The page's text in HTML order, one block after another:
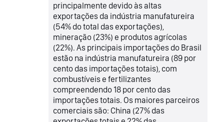
principalmente devido às altas
exportações da indústria manufatureira
(54% do total das exportações),
mineração (23%) e produtos agrícolas
(22%). As principais importações do Brasil
estão na indústria manufatureira (89 por
cento das importações totais), com
combustíveis e fertilizantes
compreendendo 18 por cento das
importações totais. Os maiores parceiros
comerciais são: China (27% das